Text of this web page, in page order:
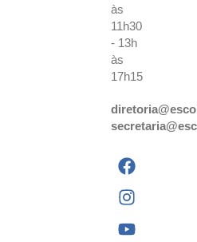
às
11h30
- 13h
às
17h15